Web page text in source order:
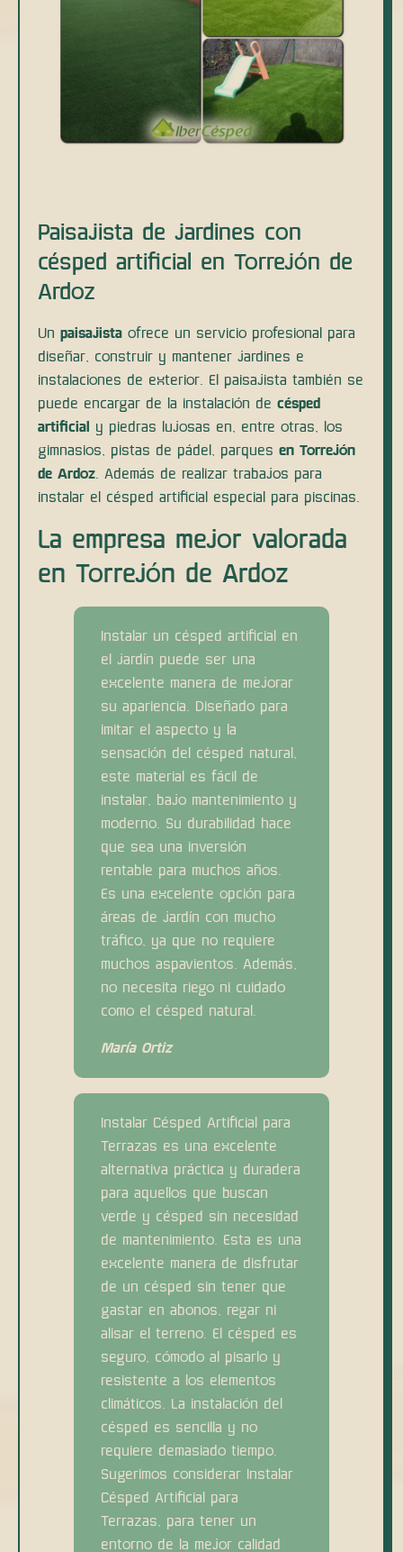
Paisajista de jardines con
césped artificial en Torrejón de
Ardoz
Unpaisajista ofrece un servicio profesional para
diseñar, construir y mantener jardines e
instalaciones de exterior. El paisajista también se
puede encargar de la instalación decésped
artificial
y piedras lujosas en, entre otras, los
gimnasios, pistas de pádel, parquesen Torrejón
de Ardoz. Además de realizar trabajos para
instalar el césped artificial especial para piscinas.
La empresa mejor valorada
en Torrejón de Ardoz
Instalar un césped artificial en
el jardín puede ser una
excelente manera de mejorar
su apariencia. Diseñado para
imitar el aspecto y la
sensación del césped natural,
este material es fácil de
instalar, bajo mantenimiento y
moderno. Su durabilidad hace
que sea una inversión
rentable para muchos años.
Es una excelente opción para
áreas de jardín con mucho
tráfico, ya que no requiere
muchos aspavientos. Además,
no necesita riego ni cuidado
como el césped natural.
María Ortiz
Instalar Césped Artificial para
Terrazas es una excelente
alternativa práctica y duradera
para aquellos que buscan
verde y césped sin necesidad
de mantenimiento. Esta es una
excelente manera de disfrutar
de un césped sin tener que
gastar en abonos, regar ni
alisar el terreno. El césped es
seguro, cómodo al pisarlo y
resistente a los elementos
climáticos. La instalación del
césped es sencilla y no
requiere demasiado tiempo.
Sugerimos considerar Instalar
Césped Artificial para
Terrazas, para tener un
entorno de la mejor calidad